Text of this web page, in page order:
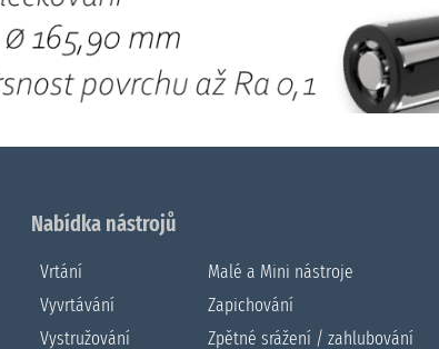
Nabídka nástrojů
Vrtání
Vyvrtávání
Vystružování
Malé a Mini nástroje
Zapichování
Zpětné srážení / zahlubování